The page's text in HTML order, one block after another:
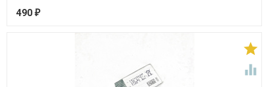
490 ₽

